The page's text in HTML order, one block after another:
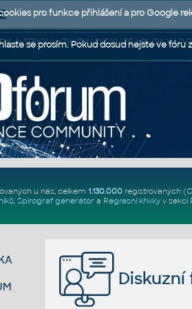
A TRIKY | UTILITY | DISKUZE | BLOKY |
u nás, celkem 1.130.000registrovaných
, Spirograf generátor a Regresní křivkyv sekci
Diskuzní
pro funkce přihlášení a pro Google
se prosím. Pokud dosud nejste ve fóru